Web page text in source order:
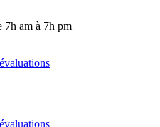
7h am à 7h pm